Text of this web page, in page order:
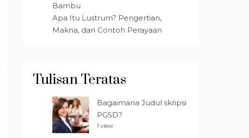
Bambu
Apa Itu Lustrum? Pengertian,
Makna, dan Contoh Perayaan
Tulisan Teratas
Bagaimana Judul skripsi
PGSD?
1 view